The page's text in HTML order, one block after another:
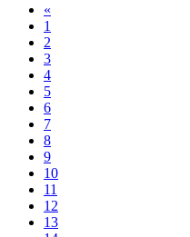
«
1
2
3
4
5
6
7
8
9
10
11
12
13